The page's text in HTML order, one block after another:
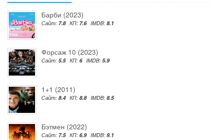
Барби (2023)
Сайт: 7.8 КП: 7.6 IMDB: 8.1
Форсаж 10 (2023)
Сайт: 5.5 КП: 6 IMDB: 5.9
1+1 (2011)
Сайт: 8.4 КП: 8.8 IMDB: 8.5
Бэтмен (2022)
Сайт: 7.5 КП: 6.9 IMDB: 9.1